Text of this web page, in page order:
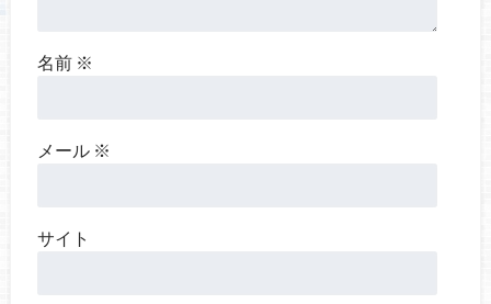
名前 ※
メール ※
サイト